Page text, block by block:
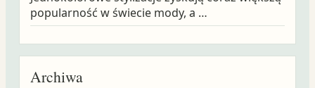
popularność w świecie mody, a …
Archiwa